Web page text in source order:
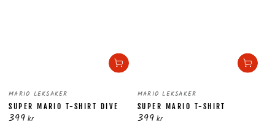
Säljare:
MARIO LEKSAKER
SUPER MARIO T-SHIRT DIVE
Ordinarie
399 kr
Säljare:
MARIO LEKSAKER
SUPER MARIO T-SHIRT
Ordinarie
399 kr